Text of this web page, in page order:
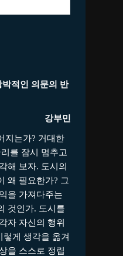
박적인 의문의 반
강부민
지는가? 거대한
를 잠시 멈추고
해 보자. 도시의
왜 필요한가? 그
을 가져다주는
것인가. 도시를
자 자신의 행위
렇게 생각을 옮겨
을 스스로 정립